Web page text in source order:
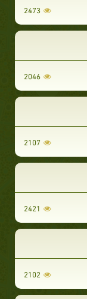
2473
2046
2107
2421
2102